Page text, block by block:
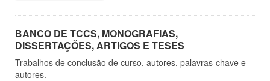
BANCO DE TCCS, MONOGRAFIAS,
DISSERTAÇÕES, ARTIGOS E TESES
Trabalhos de conclusão de curso, autores, palavras-chave e
autores.